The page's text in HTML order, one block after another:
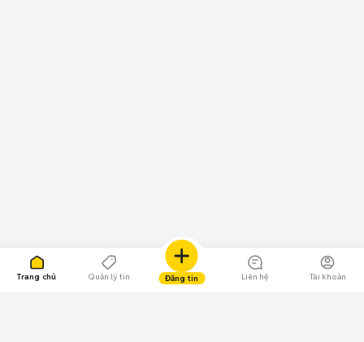
Trang chủ Quản lý tin Đăng tin Liên hệ Tài khoản